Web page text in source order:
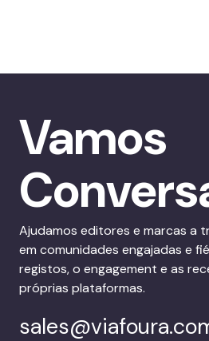
Vamos
Ajudamos editores e marcas a
em comunidades engajadas e
registos, o engagement e as
próprias plataformas.